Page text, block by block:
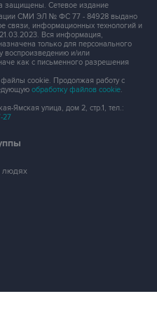
защищены. Сетевое издание
СМИ ЭЛ № ФС 77 - 84928 выдано
связи, информационных технологий и
Вся информация,
только для персонального
воспроизведению и/или
как с письменного разрешения
файлы cookie. Продолжая работу с
обработку файлов cookie.
Ямская улица, дом 2, стр.1, тел.:
27
людях